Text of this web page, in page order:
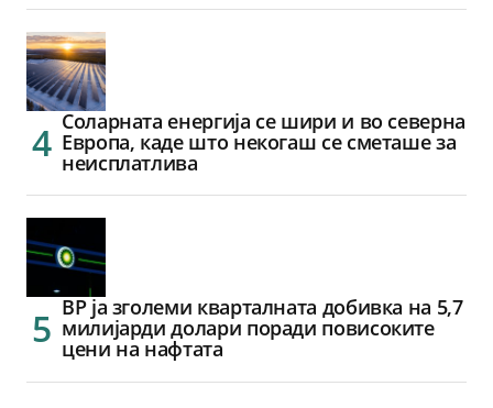
Соларната енергија се шири и во северна
Европа, каде што некогаш се сметаше за
неисплатлива
BP ја зголеми кварталната добивка на 5,7
милијарди долари поради повисоките
цени на нафтата